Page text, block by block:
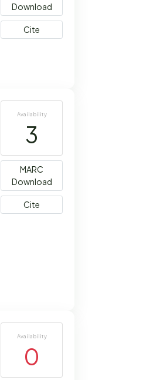
Download
Cite
Availability
3
MARC
Download
Cite
Availability
0